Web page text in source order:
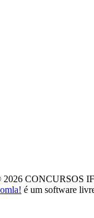
CONCURSOS
é um software